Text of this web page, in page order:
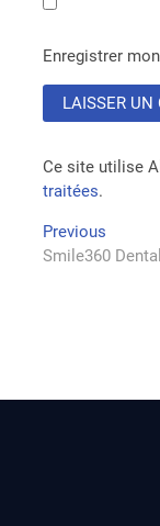
Enregistrer
Ce site utilise
traitées.
Navigation
de
Previous
post:
Smile360